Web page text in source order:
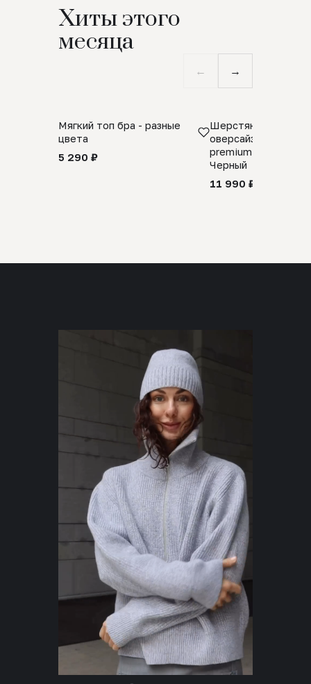
Хиты этого
месяца
← →
Мягкий топ бра - разные
цвета
5 290 ₽
Шерстяной свитер
оверсайз 100%
premium merino
Черный
11 990 ₽